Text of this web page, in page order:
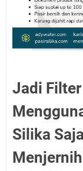
Jadi
Silika